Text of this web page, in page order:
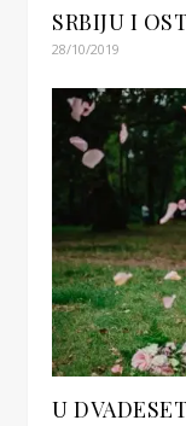
SRBIJU I
28/10/2019
U